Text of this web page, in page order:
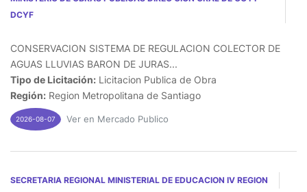
DCYF
CONSERVACION SISTEMA DE REGULACION COLECTOR DE
AGUAS LLUVIAS BARON DE JURAS...
Tipo de Licitación: Licitacion Publica de Obra
Región: Region Metropolitana de Santiago
2026-08-07 Ver en Mercado Publico
SECRETARIA REGIONAL MINISTERIAL DE EDUCACION IV REGION